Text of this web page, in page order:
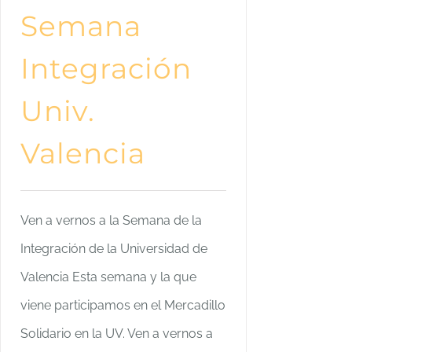
Semana
Integración
Univ.
Valencia
Ven a vernos a la Semana de la
Integración de la Universidad de
Valencia Esta semana y la que
viene participamos en el Mercadillo
Solidario en la UV. Ven a vernos a